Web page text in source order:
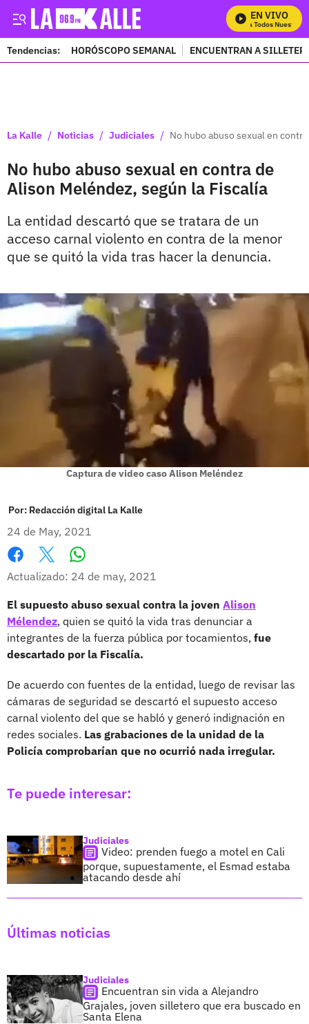
EN VIVO
Mira Todos Nuestros
Tendencias: HORÓSCOPO SEMANAL ENCUENTRAN A
La Kalle / Noticias / Judiciales / No hubo abuso sexual en
No hubo abuso sexual en contra de
Alison Meléndez, según la Fiscalía
La entidad descartó que se tratara de un
acceso carnal violento en contra de la menor
que se quitó la vida tras hacer la denuncia.
Captura de video caso Alison Meléndez
Por: Redacción digital La Kalle
24 de May, 2021
Facebook
X
Actualizado: 24 de may, 2021
El supuesto abuso sexual contra la joven Alison
Mélendez, quien se quitó la vida tras denunciar a
integrantes de la fuerza pública por tocamientos, fue
descartado por la Fiscalía.
De acuerdo con fuentes de la entidad, luego de revisar las
cámaras de seguridad se descartó el supuesto acceso
carnal violento del que se habló y generó indignación en
redes sociales. Las grabaciones de la unidad de la
Policía comprobarían que no ocurrió nada irregular.
Te puede interesar:
Judiciales
Video: prenden fuego a motel en Cali
porque, supuestamente, el Esmad estaba
atacando desde ahí
Últimas noticias
Judiciales
Encuentran sin vida a Alejandro
Grajales, joven silletero que era buscado en
Santa Elena